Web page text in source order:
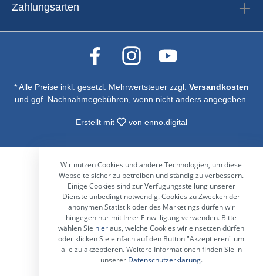
Zahlungsarten
* Alle Preise inkl. gesetzl. Mehrwertsteuer zzgl. Versandkosten
und ggf. Nachnahmegebühren, wenn nicht anders angegeben.
Erstellt mit vonenno.digital
Wir nutzen Cookies und andere Technologien, um diese
Webseite sicher zu betreiben und ständig zu verbessern.
Einige Cookies sind zur Verfügungsstellung unserer
Dienste unbedingt notwendig. Cookies zu Zwecken der
anonymen Statistik oder des Marketings dürfen wir
hingegen nur mit Ihrer Einwilligung verwenden. Bitte
wählen Sie hieraus, welche Cookies wir einsetzen dürfen
oder klicken Sie einfach auf den Button "Akzeptieren" um
alle zu akzeptieren. Weitere Informationen finden Sie in
unserer Datenschutzerklärung.